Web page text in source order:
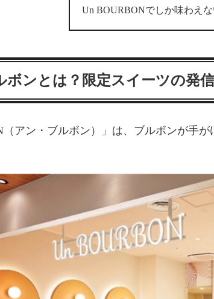
Un BOURBONでしか味わえ
ボンとは？限定スイーツの発
（アン・ブルボン）」は、ブルボンが手